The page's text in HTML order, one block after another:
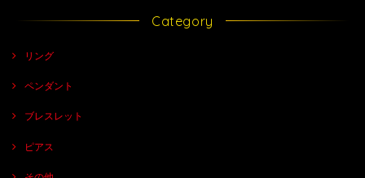
Category
リング
ペンダント
ブレスレット
ピアス